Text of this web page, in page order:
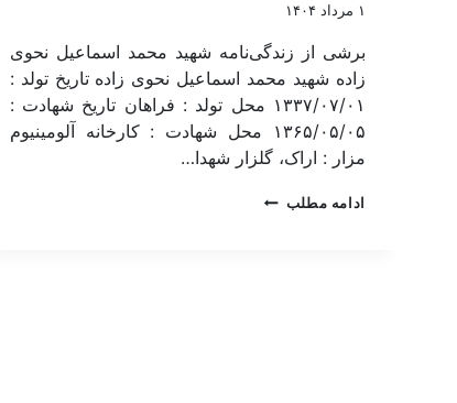
۱ مرداد ۱۴۰۴
برشی از زندگی‌نامه شهید محمد اسماعیل نحوی
زاده شهید محمد اسماعیل نحوی زاده تاریخ تولد :
۱۳۳۷/۰۷/۰۱ محل تولد : فراهان تاریخ شهادت :
۱۳۶۵/۰۵/۰۵ محل شهادت : کارخانه آلومینیوم
مزار : اراک، گلزار شهدا…
ادامه مطلب